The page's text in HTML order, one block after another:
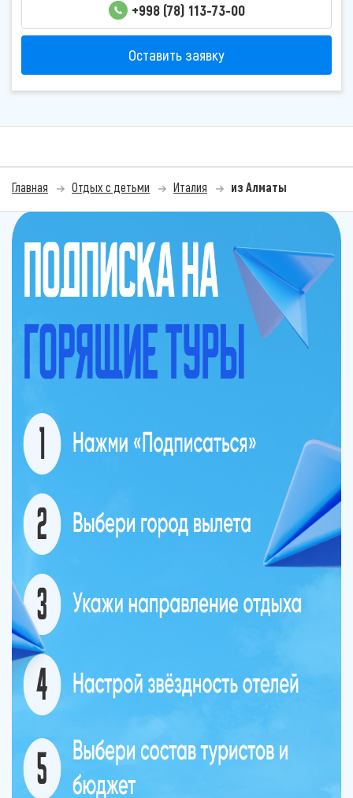
+998 (78) 113-73-00
Оставить заявку
Главная Отдых с детьми Италия из Алматы